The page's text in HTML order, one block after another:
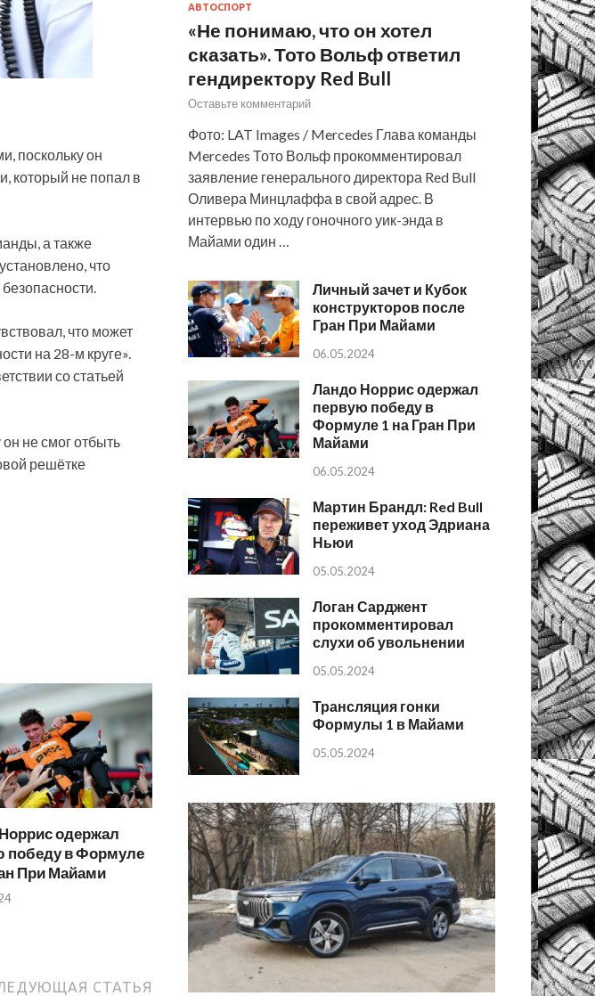
поскольку он
который не попал в
а также
что
что может
на 28-м круге».
со статьей
не смог отбыть
решётке
одержал
победу в Формуле
При Майами
СТАТЬЯ
АВТОСПОРТ
«Не понимаю, что он хотел
сказать». Тото Вольф ответил
гендиректору Red Bull
Оставьте комментарий
Фото: LAT Images / Mercedes Глава команды
Mercedes Тото Вольф прокомментировал
заявление генерального директора Red Bull
Оливера Минцлаффа в свой адрес. В
интервью по ходу гоночного уик-энда в
Майами один …
Личный зачет и Кубок
конструкторов после
Гран При Майами
06.05.2024
Ландо Норрис одержал
первую победу в
Формуле 1 на Гран При
Майами
06.05.2024
Мартин Брандл: Red Bull
переживет уход Эдриана
Ньюи
05.05.2024
Логан Сарджент
прокомментировал
слухи об увольнении
05.05.2024
Трансляция гонки
Формулы 1 в Майами
05.05.2024